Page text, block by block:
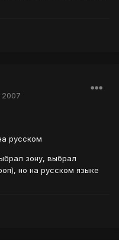
2007
русском
зону, выбрал
но на русском языке